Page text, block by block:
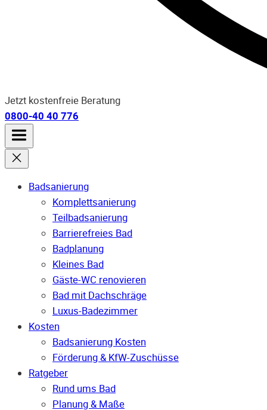
Jetzt kostenfreie Beratung
0800-40 40 776
Badsanierung
Komplettsanierung
Teilbadsanierung
Barrierefreies Bad
Badplanung
Kleines Bad
Gäste-WC renovieren
Bad mit Dachschräge
Luxus-Badezimmer
Kosten
Badsanierung Kosten
Förderung & KfW-Zuschüsse
Ratgeber
Rund ums Bad
Planung & Maße